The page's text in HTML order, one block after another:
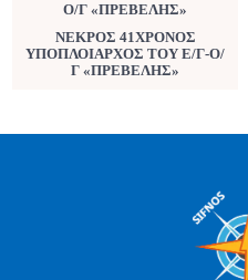
ΝΕΚΡΟΣ 41ΧΡΟΝΟΣ
ΥΠΟΠΛΟΙΑΡΧΟΣ ΤΟΥ Ε/Γ-Ο/
Γ «ΠΡΕΒΕΛΗΣ»